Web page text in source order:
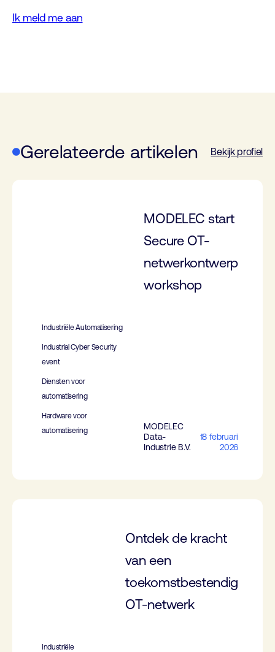
Ik meld me aan
Gerelateerde artikelen Bekijk profiel
MODELEC start
Secure OT-
netwerkontwerp
workshop
Industriële Automatisering
Industrial Cyber Security
event
Diensten voor
automatisering
Hardware voor
automatisering
MODELEC
Data-
Industrie B.V.
18 februari
2026
Ontdek de kracht
van een
toekomstbestendig
OT-netwerk
Industriële